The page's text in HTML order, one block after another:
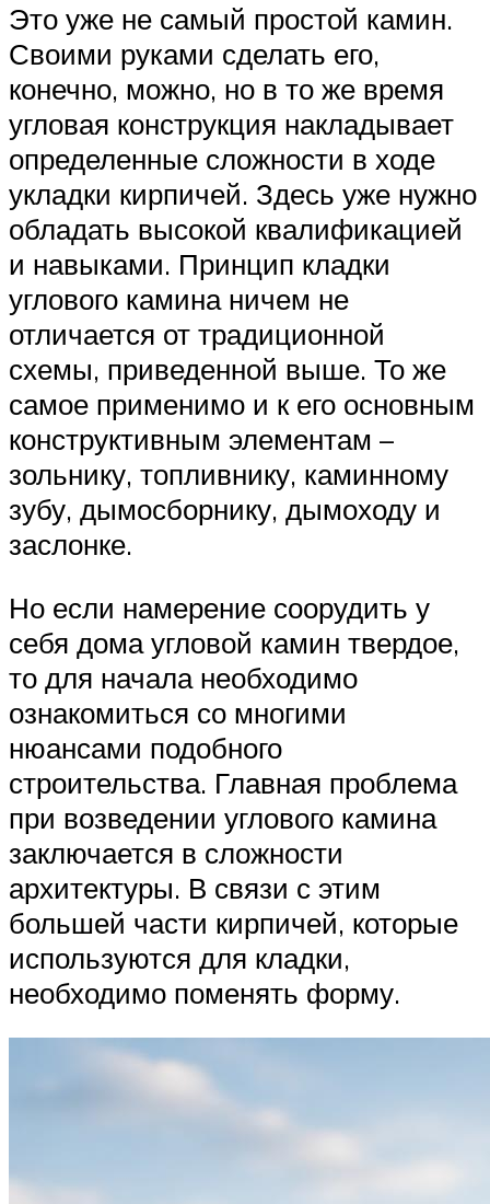
Это уже не самый простой камин.
Своими руками сделать его,
конечно, можно, но в то же время
угловая конструкция накладывает
определенные сложности в ходе
укладки кирпичей. Здесь уже нужно
обладать высокой квалификацией
и навыками. Принцип кладки
углового камина ничем не
отличается от традиционной
схемы, приведенной выше. То же
самое применимо и к его основным
конструктивным элементам –
зольнику, топливнику, каминному
зубу, дымосборнику, дымоходу и
заслонке.
Но если намерение соорудить у
себя дома угловой камин твердое,
то для начала необходимо
ознакомиться со многими
нюансами подобного
строительства. Главная проблема
при возведении углового камина
заключается в сложности
архитектуры. В связи с этим
большей части кирпичей, которые
используются для кладки,
необходимо поменять форму.